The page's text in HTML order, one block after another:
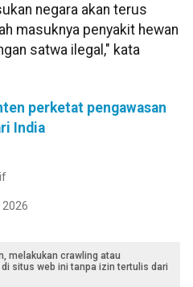
negara akan terus
masuknya penyakit hewan
satwa ilegal," kata
perketat pengawasan
India
2026
melakukan crawling atau
situs web ini tanpa izin tertulis dari